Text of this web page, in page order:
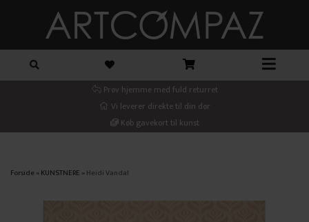
Prøv hjemme med fuld returret
Vi leverer direkte til din dør
Køb gavekort til kunst
Forside »KUNSTNERE »Heidi Vandal